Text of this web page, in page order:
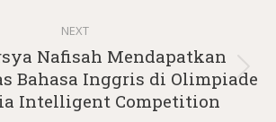
NEXT
Next
post:
Nafisah Mendapatkan
Bahasa Inggris di Olimpiade
Intelligent Competition